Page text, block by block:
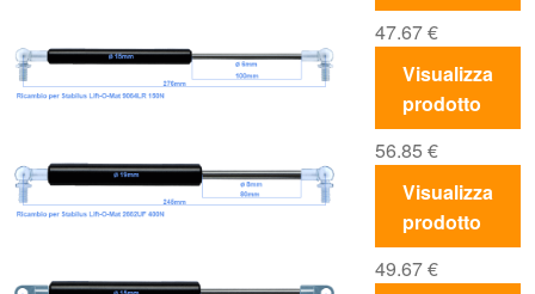
47.67€
Visualizza
prodotto
56.85 €
Visualizza
prodotto
49.67€